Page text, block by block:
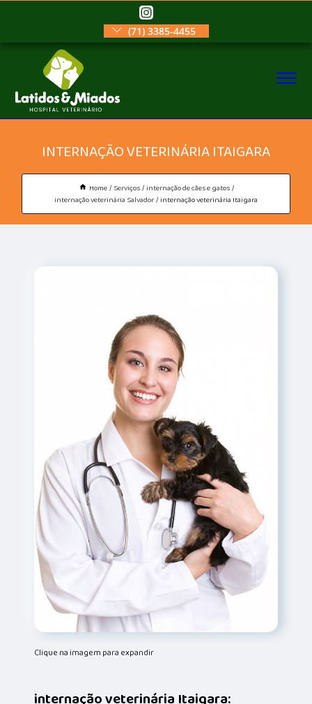
(71) 3385-4455
INTERNAÇÃO VETERINÁRIA ITAIGARA
Home Serviços
internação de cães e gatos
internação veterinária Salvador internação veterinária Itaigara
Clique na imagem para expandir
internação veterinária Itaigara: